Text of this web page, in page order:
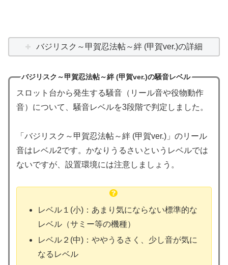
バジリスク～甲賀忍法帖～絆 (甲賀ver.)の詳細
バジリスク～甲賀忍法帖～絆 (甲賀ver.)の騒音レベル
スロット台から発生する騒音（リール音や役物動作
音）について、騒音レベルを3段階で判定しました。
「バジリスク～甲賀忍法帖～絆 (甲賀ver.)」のリール
音はレベル2です。かなりうるさいというレベルでは
ないですが、設置環境には注意しましょう。
レベル１(小)：あまり気にならない標準的な
レベル（サミー等の機種）
レベル２(中)：ややうるさく、少し音が気に
なるレベル